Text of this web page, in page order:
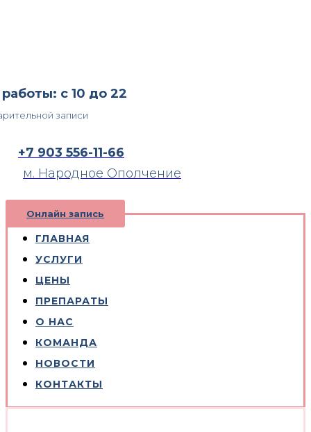
с 10 до 22
записи
+7 903 556-11-66
м. Народное Ополчение
Онлайн запись
ГЛАВНАЯ
УСЛУГИ
ЦЕНЫ
ПРЕПАРАТЫ
О НАС
КОМАНДА
НОВОСТИ
КОНТАКТЫ